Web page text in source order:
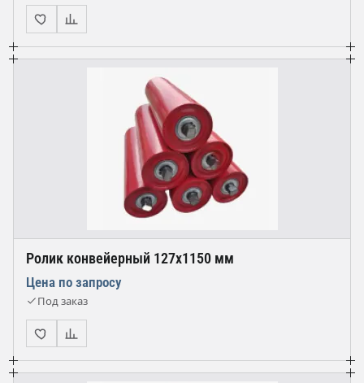
Ролик конвейерный 127х1150 мм
Цена по запросу
Под заказ